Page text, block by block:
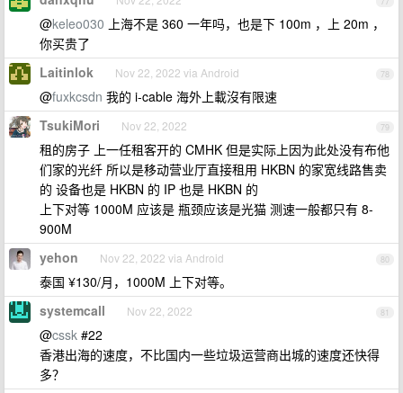
@keleo030 上海不是 360 一年吗，也是下 100m ，上 20m ，
你买贵了
78
Laitinlok Nov 22, 2022 via Android
@fuxkcsdn 我的 i-cable 海外上載沒有限速
79
TsukiMori Nov 22, 2022
租的房子 上一任租客开的 CMHK 但是实际上因为此处没有布他
们家的光纤 所以是移动营业厅直接租用 HKBN 的家宽线路售卖
的 设备也是 HKBN 的 IP 也是 HKBN 的
上下对等 1000M 应该是 瓶颈应该是光猫 测速一般都只有 8-
900M
80
yehon Nov 22, 2022 via Android
泰国 ¥130/月，1000M 上下对等。
81
systemcall Nov 22, 2022
@cssk #22
香港出海的速度，不比国内一些垃圾运营商出城的速度还快得
多？